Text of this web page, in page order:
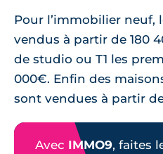
Pour l’immobilier neuf,
vendus à partir de 180
de studio ou T1 les
000€. Enfin des
sont vendues à partir
Avec IMMO9, faites